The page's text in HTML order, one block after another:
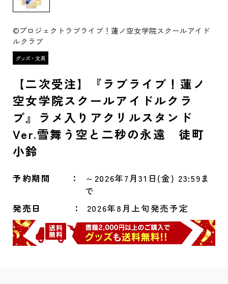
©プロジェクトラブライブ！蓮ノ空女学院スクールアイド
ルクラブ
【二次受注】『ラブライブ！蓮ノ
空女学院スクールアイドルクラ
ブ』ラメ入りアクリルスタンド
Ver.雪舞う空と二秒の永遠 徒町
小鈴
予約期間
～2026年7月31日(金) 23:59ま
で
発売日
2026年8月上旬発売予定